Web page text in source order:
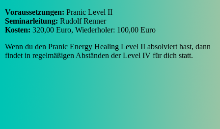
Voraussetzungen: Pranic Level II
Seminarleitung: Rudolf Renner
Kosten: 320,00 Euro, Wiederholer: 100,00 Euro
Wenn du den Pranic Energy Healing Level II absolviert hast, dann
findet in regelmäßigen Abständen der Level IV für dich statt.